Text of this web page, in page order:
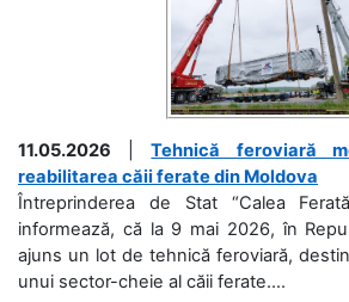
11.05.2026 |Tehnică feroviară
reabilitarea căii ferate din Moldova
Întreprinderea de Stat “Calea
informează, că la 9 mai 2026, în
ajuns un lot de tehnică feroviară,
unui sector-cheie al căii ferate....